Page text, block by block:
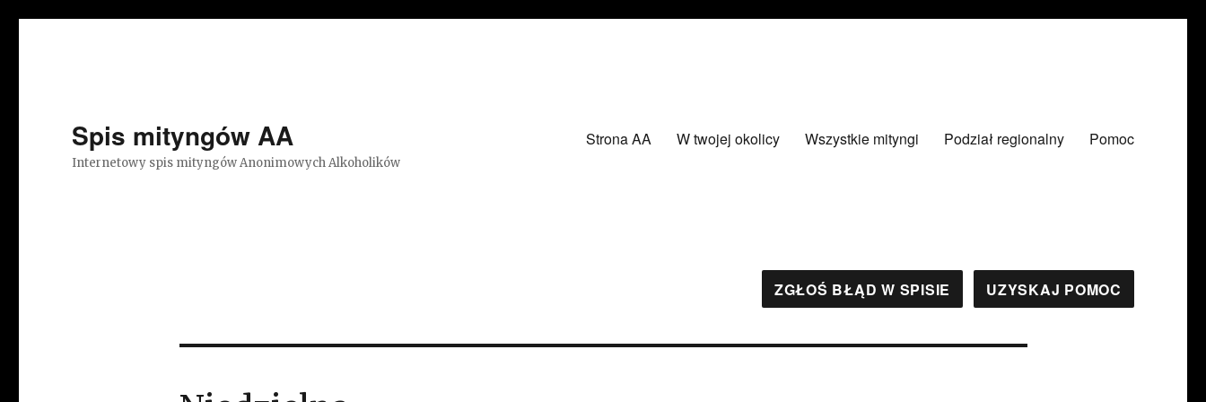
Spis mityngów AA
Internetowy spis mityngów Anonimowych Alkoholików
Strona AA W twojej okolicy Wszystkie mityngi Podział regionalny Pomoc
ZGŁOŚ BŁĄD W SPISIE UZYSKAJ POMOC